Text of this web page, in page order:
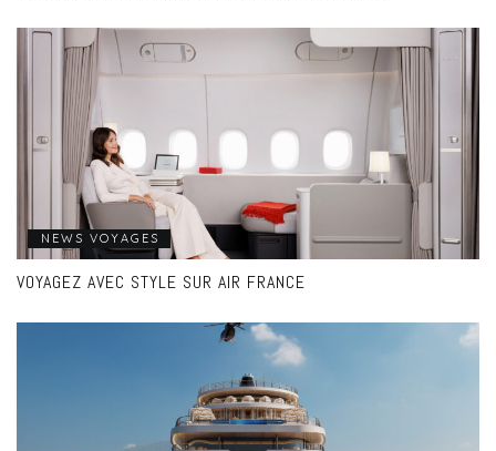
NEWS VOYAGES
VOYAGEZ AVEC STYLE SUR AIR FRANCE